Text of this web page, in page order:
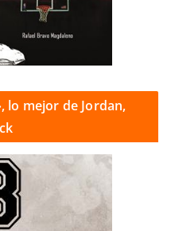
lo mejor de Jordan,